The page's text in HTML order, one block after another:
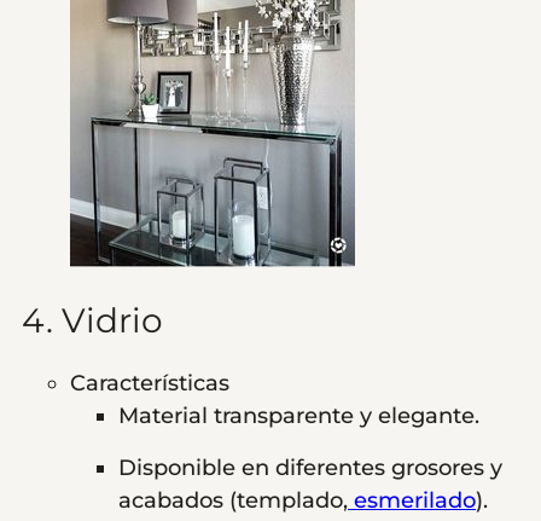
4. Vidrio
Características
Material transparente y elegante.
Disponible en diferentes grosores y
acabados (templado, esmerilado).